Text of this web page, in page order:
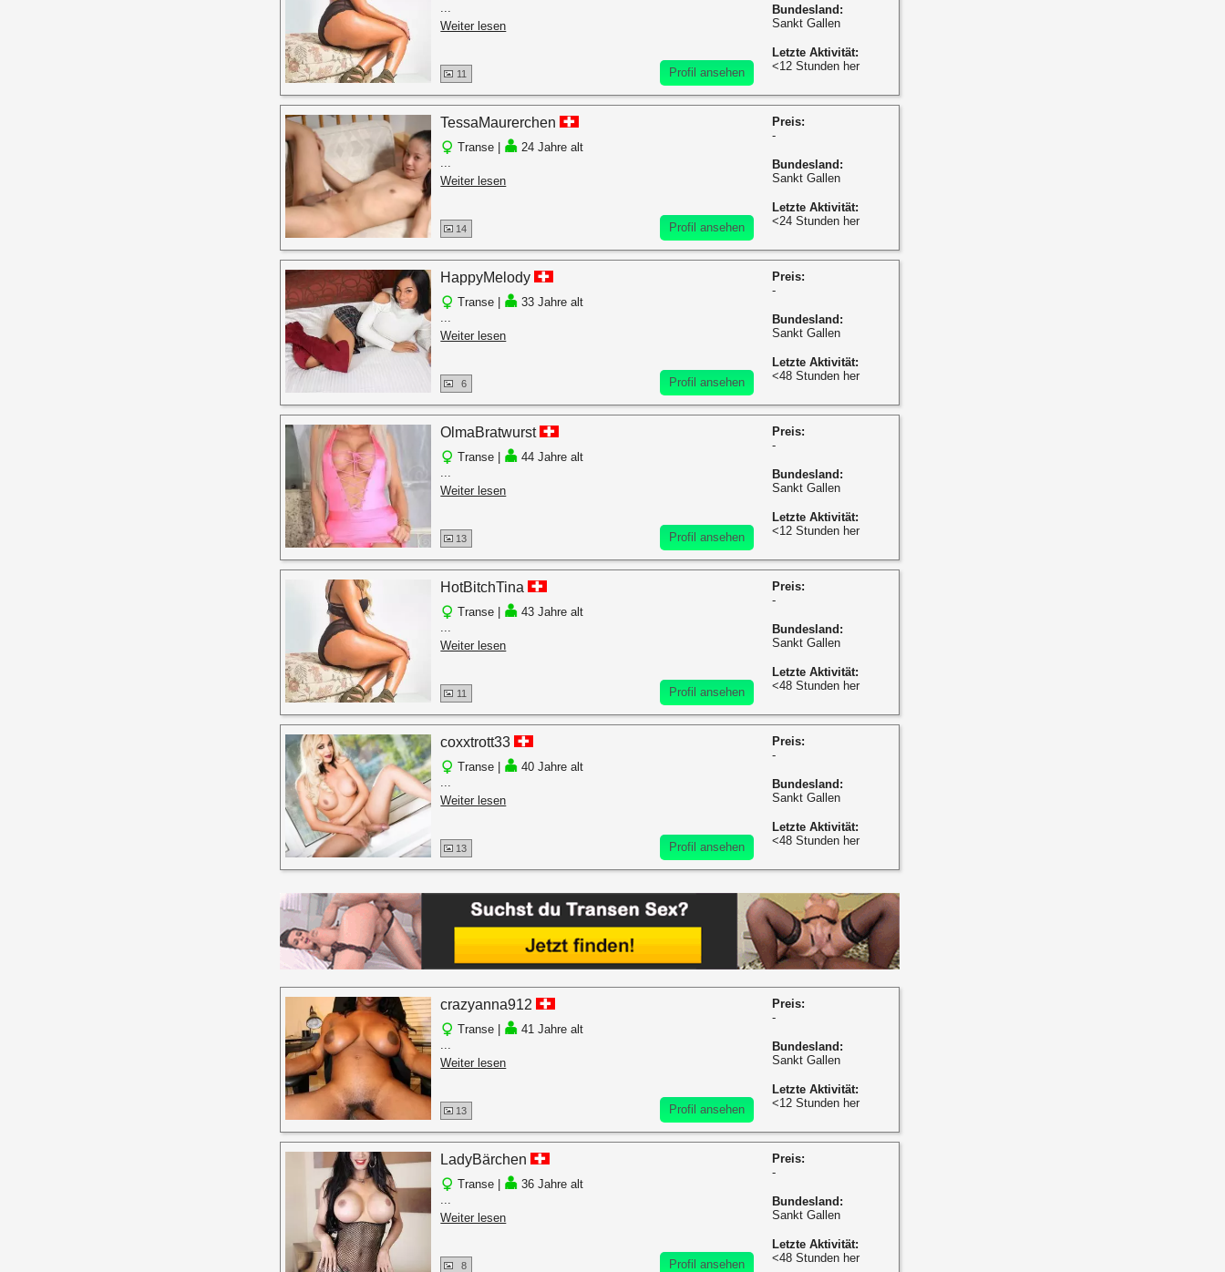
...
Weiter lesen
11 Profil ansehen
Bundesland:
Sankt Gallen
Letzte Aktivität:
<12 Stunden her
TessaMaurerchen
Transe |
24 Jahre alt
...
Weiter lesen
14 Profil ansehen
Preis:
-
Bundesland:
Sankt Gallen
Letzte Aktivität:
<24 Stunden her
HappyMelody
Transe |
33 Jahre alt
...
Weiter lesen
6 Profil ansehen
Preis:
-
Bundesland:
Sankt Gallen
Letzte Aktivität:
<48 Stunden her
OlmaBratwurst
Transe |
44 Jahre alt
...
Weiter lesen
13 Profil ansehen
Preis:
-
Bundesland:
Sankt Gallen
Letzte Aktivität:
<12 Stunden her
HotBitchTina
Transe |
43 Jahre alt
...
Weiter lesen
11 Profil ansehen
Preis:
-
Bundesland:
Sankt Gallen
Letzte Aktivität:
<48 Stunden her
coxxtrott33
Transe |
40 Jahre alt
...
Weiter lesen
13 Profil ansehen
Preis:
-
Bundesland:
Sankt Gallen
Letzte Aktivität:
<48 Stunden her
crazyanna912
Transe |
41 Jahre alt
...
Weiter lesen
13 Profil ansehen
Preis:
-
Bundesland:
Sankt Gallen
Letzte Aktivität:
<12 Stunden her
LadyBärchen
Transe |
36 Jahre alt
...
Weiter lesen
8 Profil ansehen
Preis:
-
Bundesland:
Sankt Gallen
Letzte Aktivität:
<48 Stunden her